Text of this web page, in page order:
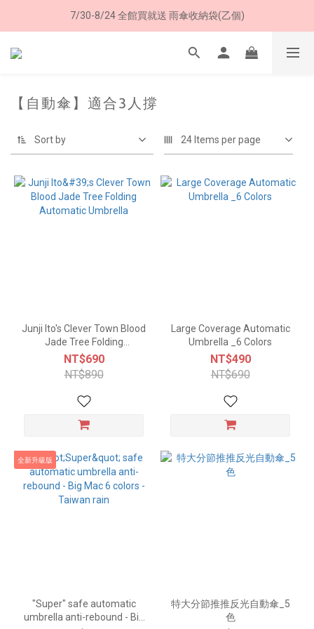
加入LINE好友➤領購物金50元 (現領現用)
7/30-8/24 全館買就送 雨傘收納袋(乙個)
加入LINE好友➤領購物金50元 (現領現用)
【自動傘】適合3人撐
Sort by 24 Items per page
Junji Ito's Clever Town Blood
Jade Tree Folding
Automatic Umbrella
NT$690
NT$890
Large Coverage Automatic
Umbrella _6 Colors
NT$490
NT$690
全新升級版
"Super" safe automatic
umbrella anti-rebound - Big
特大分節推推反光自動傘_5
色